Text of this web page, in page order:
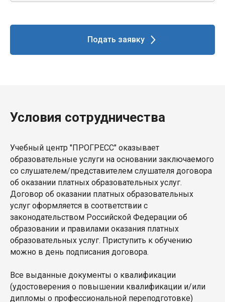
Подать заявку
Условия сотрудничества
Учебный центр "ПРОГРЕСС" оказывает
образовательные услуги на основании заключаемого
со слушателем/представителем слушателя договора
об оказании платных образовательных услуг.
Договор об оказании платных образовательных
услуг оформляется в соответствии с
законодательством Российской Федерации об
образовании и правилами оказания платных
образовательных услуг. Приступить к обучению
можно в день подписания договора.
Все выданные документы о квалификации
(удостоверения о повышении квалификации и/или
дипломы о профессиональной переподготовке)